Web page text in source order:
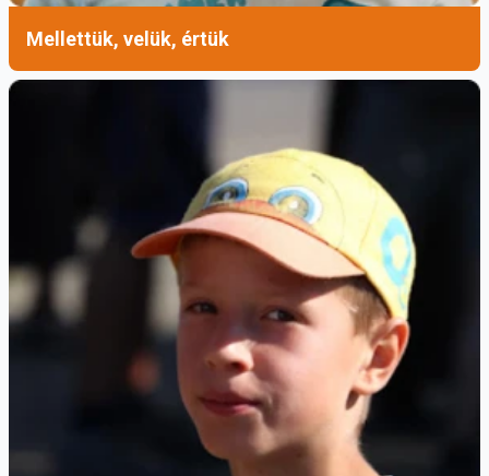
Mellettük, velük, értük